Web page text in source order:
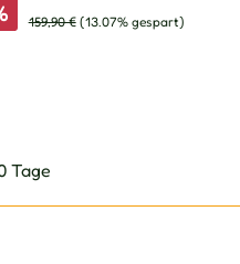
Regulärer Preis:
159,90 € (13.07% gespart)
Tage